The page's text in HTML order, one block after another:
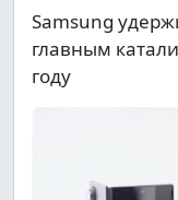
Samsung
главным
году